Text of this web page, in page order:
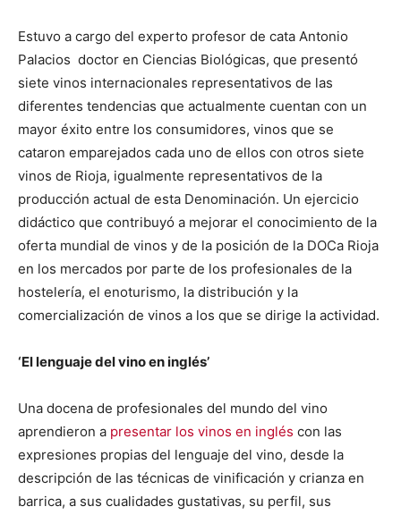
Estuvo a cargo del experto profesor de cata Antonio
Palacios doctor en Ciencias Biológicas, que presentó
siete vinos internacionales representativos de las
diferentes tendencias que actualmente cuentan con un
mayor éxito entre los consumidores, vinos que se
cataron emparejados cada uno de ellos con otros siete
vinos de Rioja, igualmente representativos de la
producción actual de esta Denominación. Un ejercicio
didáctico que contribuyó a mejorar el conocimiento de la
oferta mundial de vinos y de la posición de la DOCa Rioja
en los mercados por parte de los profesionales de la
hostelería, el enoturismo, la distribución y la
comercialización de vinos a los que se dirige la actividad.
‘El lenguaje del vino en inglés’
Una docena de profesionales del mundo del vino
aprendieron a presentar los vinos en inglés con las
expresiones propias del lenguaje del vino, desde la
descripción de las técnicas de vinificación y crianza en
barrica, a sus cualidades gustativas, su perfil, sus